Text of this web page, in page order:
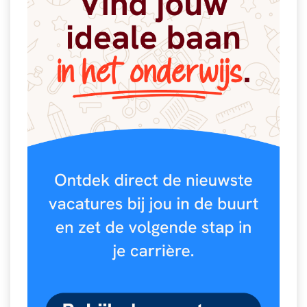
Kerstfeest
Kinderboekenweek
Kleurplaten
Mediawijsheid
Nieuws
Onderwijsprijs
Schoolreisideeën
Schoolspullen
Verzorging
MEER...
AI voor het onderwijs
Kruiswoordpuzzels
Onderwijslonen
Montessori onderwijs
Jenaplanonderwijs
Daltononderwijs
Schoolspullen
Afscheidstekst collega